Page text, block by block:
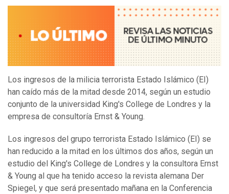
Los ingresos de la milicia terrorista Estado Islámico (EI)
han caído más de la mitad desde 2014, según un estudio
conjunto de la universidad King's College de Londres y la
empresa de consultoría Ernst & Young.
Los ingresos del grupo terrorista Estado Islámico (EI) se
han reducido a la mitad en los últimos dos años, según un
estudio del King's College de Londres y la consultora Ernst
& Young al que ha tenido acceso la revista alemana Der
Spiegel, y que será presentado mañana en la Conferencia